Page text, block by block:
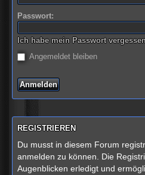
Passwort:
Ich habe mein Passwort
Angemeldet bleiben
REGISTRIEREN
Du musst in diesem Forum
anmelden zu können. Die
Augenblicken erledigt und